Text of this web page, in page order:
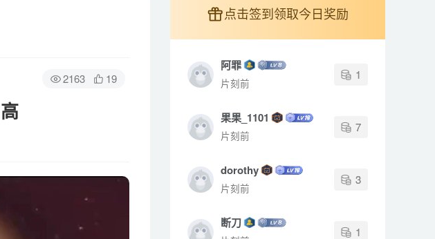
2163 19
点击签到领取今日奖励
阿罪
片刻前
1
果果_1101
片刻前
7
dorothy
片刻前
3
断刀
1